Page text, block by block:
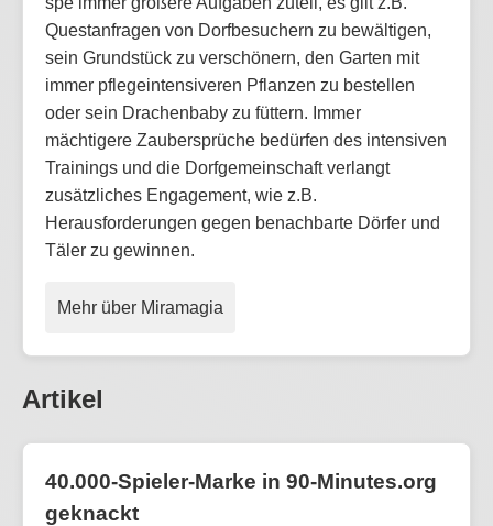
Questanfragen von Dorfbesuchern zu bewältigen,
sein Grundstück zu verschönern, den Garten mit
immer pflegeintensiveren Pflanzen zu bestellen
oder sein Drachenbaby zu füttern. Immer
mächtigere Zaubersprüche bedürfen des intensiven
Trainings und die Dorfgemeinschaft verlangt
zusätzliches Engagement, wie z.B.
Herausforderungen gegen benachbarte Dörfer und
Täler zu gewinnen.
Mehr über Miramagia
Artikel
40.000-Spieler-Marke in 90-Minutes.org
geknackt